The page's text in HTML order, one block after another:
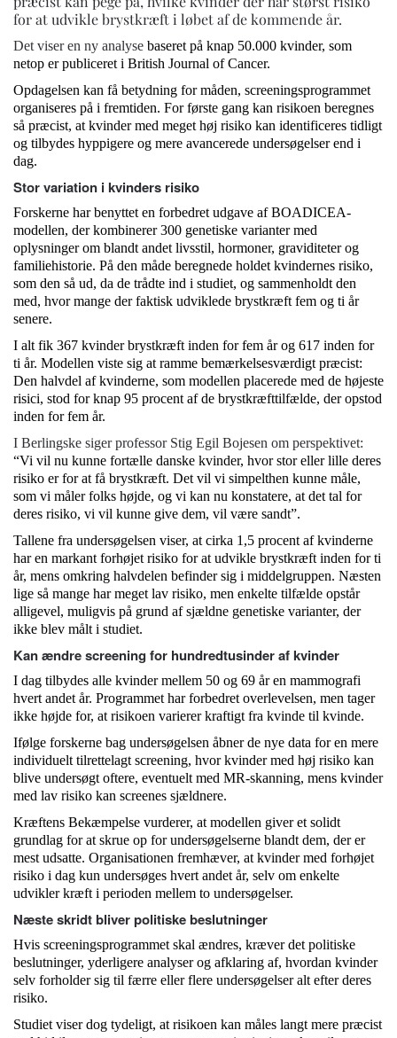
for at udvikle brystkræft i løbet af de kommende år.
Det viser en ny analyse baseret på knap 50.000 kvinder, som
netop er publiceret i British Journal of Cancer.
Opdagelsen kan få betydning for måden, screeningsprogrammet
organiseres på i fremtiden. For første gang kan risikoen beregnes
så præcist, at kvinder med meget høj risiko kan identificeres tidligt
og tilbydes hyppigere og mere avancerede undersøgelser end i
dag.
Stor variation i kvinders risiko
Forskerne har benyttet en forbedret udgave af BOADICEA-
modellen, der kombinerer 300 genetiske varianter med
oplysninger om blandt andet livsstil, hormoner, graviditeter og
familiehistorie. På den måde beregnede holdet kvindernes risiko,
som den så ud, da de trådte ind i studiet, og sammenholdt den
med, hvor mange der faktisk udviklede brystkræft fem og ti år
senere.
I alt fik 367 kvinder brystkræft inden for fem år og 617 inden for
ti år. Modellen viste sig at ramme bemærkelsesværdigt præcist:
Den halvdel af kvinderne, som modellen placerede med de højeste
risici, stod for knap 95 procent af de brystkræfttilfælde, der opstod
inden for fem år.
I Berlingske siger professor Stig Egil Bojesen om perspektivet:
“Vi vil nu kunne fortælle danske kvinder, hvor stor eller lille deres
risiko er for at få brystkræft. Det vil vi simpelthen kunne måle,
som vi måler folks højde, og vi kan nu konstatere, at det tal for
deres risiko, vi vil kunne give dem, vil være sandt”.
Tallene fra undersøgelsen viser, at cirka 1,5 procent af kvinderne
har en markant forhøjet risiko for at udvikle brystkræft inden for ti
år, mens omkring halvdelen befinder sig i middelgruppen. Næsten
lige så mange har meget lav risiko, men enkelte tilfælde opstår
alligevel, muligvis på grund af sjældne genetiske varianter, der
ikke blev målt i studiet.
Kan ændre screening for hundredtusinder af kvinder
I dag tilbydes alle kvinder mellem 50 og 69 år en mammografi
hvert andet år. Programmet har forbedret overlevelsen, men tager
ikke højde for, at risikoen varierer kraftigt fra kvinde til kvinde.
Ifølge forskerne bag undersøgelsen åbner de nye data for en mere
individuelt tilrettelagt screening, hvor kvinder med høj risiko kan
blive undersøgt oftere, eventuelt med MR-skanning, mens kvinder
med lav risiko kan screenes sjældnere.
Kræftens Bekæmpelse vurderer, at modellen giver et solidt
grundlag for at skrue op for undersøgelserne blandt dem, der er
mest udsatte. Organisationen fremhæver, at kvinder med forhøjet
risiko i dag kun undersøges hvert andet år, selv om enkelte
udvikler kræft i perioden mellem to undersøgelser.
Næste skridt bliver politiske beslutninger
Hvis screeningsprogrammet skal ændres, kræver det politiske
beslutninger, yderligere analyser og afklaring af, hvordan kvinder
selv forholder sig til færre eller flere undersøgelser alt efter deres
risiko.
Studiet viser dog tydeligt, at risikoen kan måles langt mere præcist